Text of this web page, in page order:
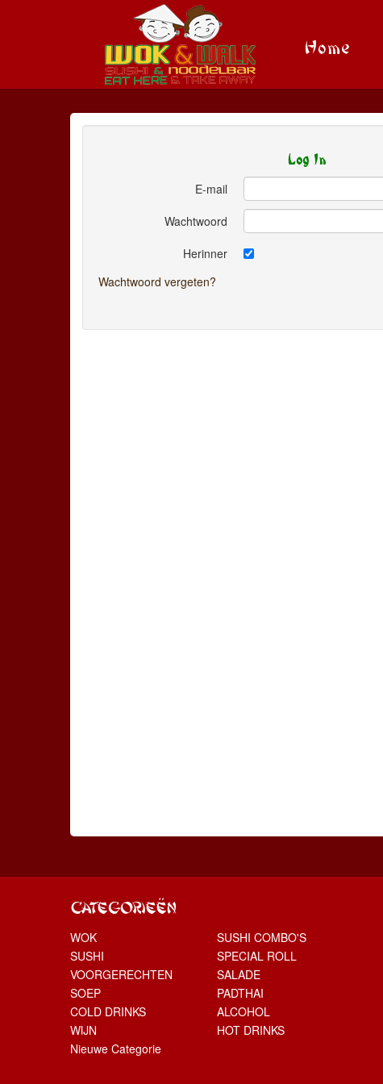
Home
Log In
E-mail
Wachtwoord
Herinner
Wachtwoord vergeten?
CATEGORIEËN
WOK
SUSHI COMBO'S
SUSHI
SPECIAL ROLL
VOORGERECHTEN
SALADE
SOEP
PADTHAI
COLD DRINKS
ALCOHOL
WIJN
HOT DRINKS
Nieuwe Categorie